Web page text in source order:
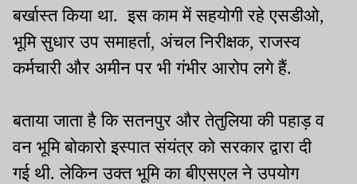
बर्खास्त किया था. इस काम में सहयोगी रहे एसडीओ,
भूमि सुधार उप समाहर्ता, अंचल निरीक्षक, राजस्व
कर्मचारी और अमीन पर भी गंभीर आरोप लगे हैं.
बताया जाता है कि सतनपुर और तेतुलिया की पहाड़ व
वन भूमि बोकारो इस्पात संयंत्र को सरकार द्वारा दी
गई थी. लेकिन उक्त भूमि का बीएसएल ने उपयोग